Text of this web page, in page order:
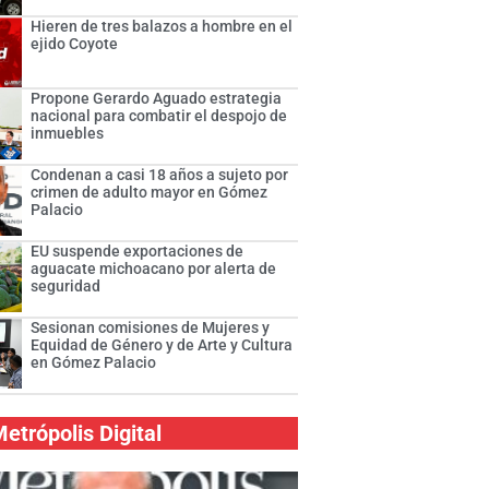
Hieren de tres balazos a hombre en el
ejido Coyote
Propone Gerardo Aguado estrategia
nacional para combatir el despojo de
inmuebles
Condenan a casi 18 años a sujeto por
crimen de adulto mayor en Gómez
Palacio
EU suspende exportaciones de
aguacate michoacano por alerta de
seguridad
Sesionan comisiones de Mujeres y
Equidad de Género y de Arte y Cultura
en Gómez Palacio
Digital